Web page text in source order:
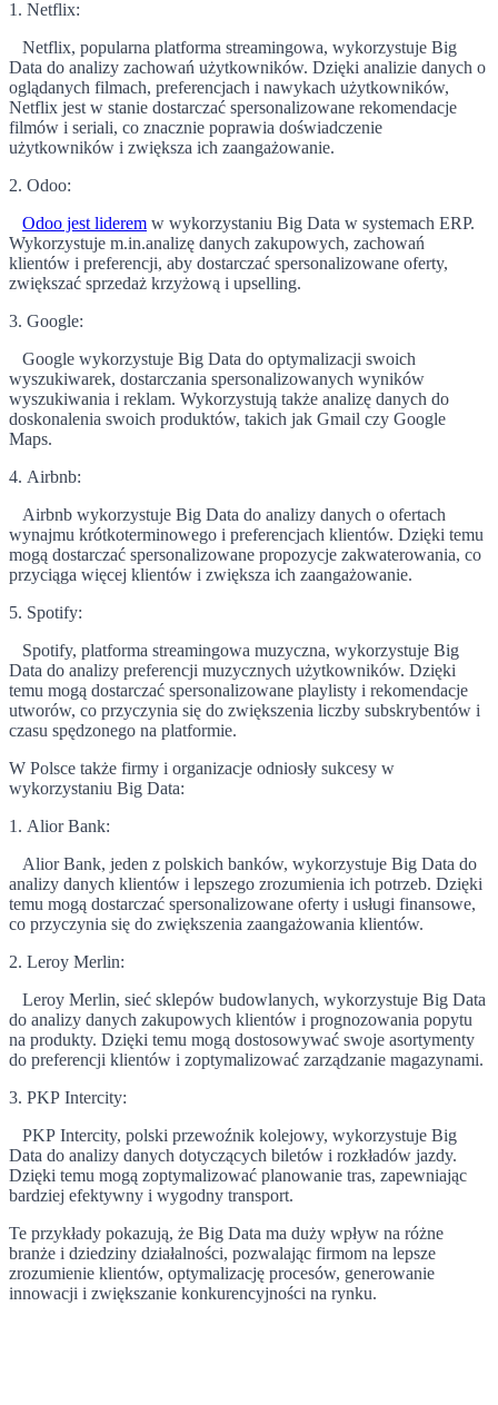
1. Netflix:
Netflix, popularna platforma streamingowa, wykorzystuje Big
Data do analizy zachowań użytkowników. Dzięki analizie danych o
oglądanych filmach, preferencjach i nawykach użytkowników,
Netflix jest w stanie dostarczać spersonalizowane rekomendacje
filmów i seriali, co znacznie poprawia doświadczenie
użytkowników i zwiększa ich zaangażowanie.
2. Odoo:
Odoo jest liderem w wykorzystaniu Big Data w systemach ERP.
Wykorzystuje m.in.analizę danych zakupowych, zachowań
klientów i preferencji, aby dostarczać spersonalizowane oferty,
zwiększać sprzedaż krzyżową i upselling.
3. Google:
Google wykorzystuje Big Data do optymalizacji swoich
wyszukiwarek, dostarczania spersonalizowanych wyników
wyszukiwania i reklam. Wykorzystują także analizę danych do
doskonalenia swoich produktów, takich jak Gmail czy Google
Maps.
4. Airbnb:
Airbnb wykorzystuje Big Data do analizy danych o ofertach
wynajmu krótkoterminowego i preferencjach klientów. Dzięki temu
mogą dostarczać spersonalizowane propozycje zakwaterowania, co
przyciąga więcej klientów i zwiększa ich zaangażowanie.
5. Spotify:
Spotify, platforma streamingowa muzyczna, wykorzystuje Big
Data do analizy preferencji muzycznych użytkowników. Dzięki
temu mogą dostarczać spersonalizowane playlisty i rekomendacje
utworów, co przyczynia się do zwiększenia liczby subskrybentów i
czasu spędzonego na platformie.
W Polsce także firmy i organizacje odniosły sukcesy w
wykorzystaniu Big Data:
1. Alior Bank:
Alior Bank, jeden z polskich banków, wykorzystuje Big Data do
analizy danych klientów i lepszego zrozumienia ich potrzeb. Dzięki
temu mogą dostarczać spersonalizowane oferty i usługi finansowe,
co przyczynia się do zwiększenia zaangażowania klientów.
2. Leroy Merlin:
Leroy Merlin, sieć sklepów budowlanych, wykorzystuje Big Data
do analizy danych zakupowych klientów i prognozowania popytu
na produkty. Dzięki temu mogą dostosowywać swoje asortymenty
do preferencji klientów i zoptymalizować zarządzanie magazynami.
3. PKP Intercity:
PKP Intercity, polski przewoźnik kolejowy, wykorzystuje Big
Data do analizy danych dotyczących biletów i rozkładów jazdy.
Dzięki temu mogą zoptymalizować planowanie tras, zapewniając
bardziej efektywny i wygodny transport.
Te przykłady pokazują, że Big Data ma duży wpływ na różne
branże i dziedziny działalności, pozwalając firmom na lepsze
zrozumienie klientów, optymalizację procesów, generowanie
innowacji i zwiększanie konkurencyjności na rynku.